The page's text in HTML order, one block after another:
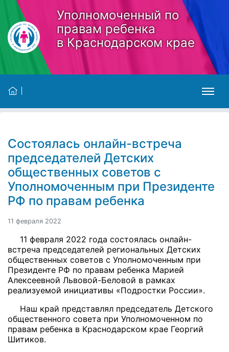
Skip to main content
Уполномоченный по
правам ребенка
в Краснодарском крае
Состоялась онлайн-встреча
председателей Детских
общественных советов с
Уполномоченным при Президенте
РФ по правам ребенка
11 февраля 2022
11 февраля 2022 года состоялась онлайн-
встреча председателей региональных Детских
общественных советов с Уполномоченным при
Президенте РФ по правам ребенка Марией
Алексеевной Львовой-Беловой в рамках
реализуемой инициативы «Подростки России».
Наш край представлял председатель Детского
общественного совета при Уполномоченном по
правам ребенка в Краснодарском крае Георгий
Шитиков.